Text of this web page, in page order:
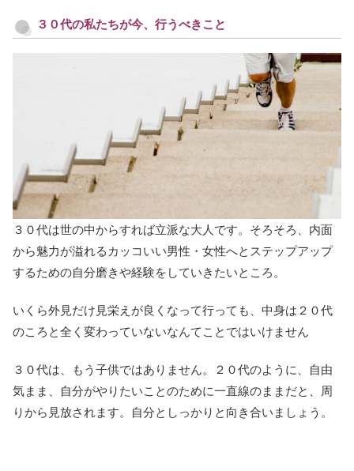
３０代の私たちが今、行うべきこと
３０代は世の中からすれば立派な大人です。そろそろ、内面
から魅力が溢れるカッコいい男性・女性へとステップアップ
するための自分磨きや経験をしていきたいところ。
いくら外見だけ見栄えが良くなって行っても、中身は２０代
のころと全く変わっていないなんてことではいけません
３０代は、もう子供ではありません。２０代のように、自由
気まま、自分がやりたいことのために一直線のままだと、周
りから見放されます。自分としっかりと向き合いましょう。